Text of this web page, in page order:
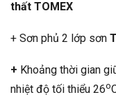
thất TOMEX
+ Sơn phủ 2 lớp sơn
+ Khoảng thời gian
nhiệt độ tối thiểu 26o